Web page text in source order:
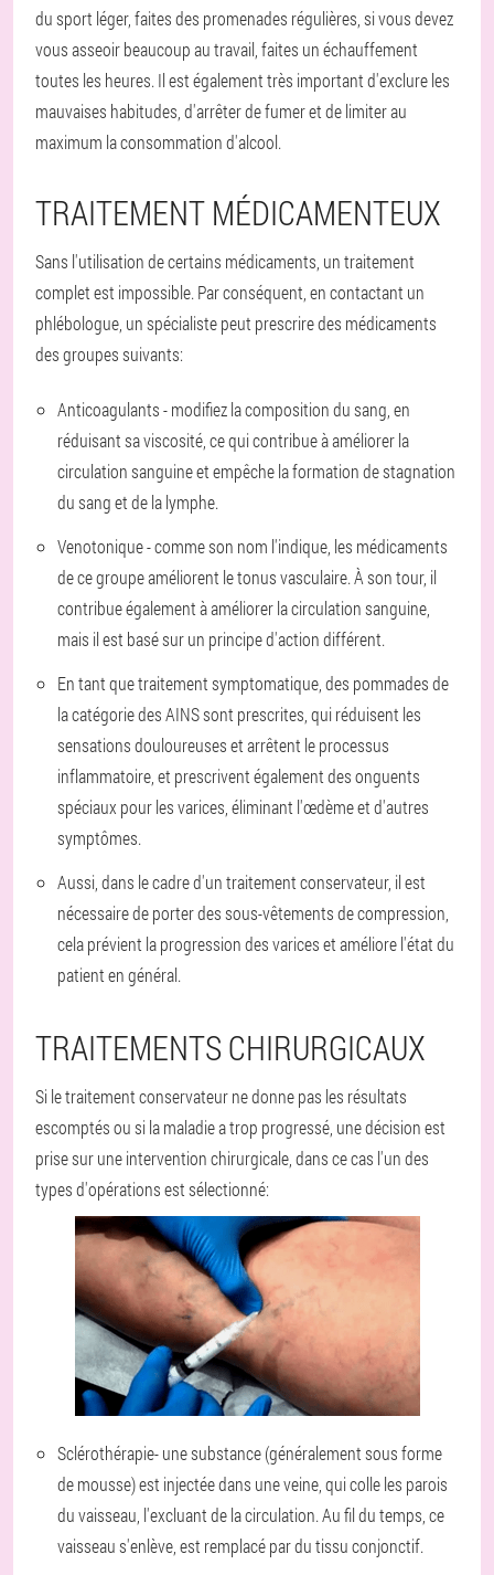
du sport léger, faites des promenades régulières, si vous devez
vous asseoir beaucoup au travail, faites un échauffement
toutes les heures. Il est également très important d'exclure les
mauvaises habitudes, d'arrêter de fumer et de limiter au
maximum la consommation d'alcool.
TRAITEMENT MÉDICAMENTEUX
Sans l'utilisation de certains médicaments, un traitement
complet est impossible. Par conséquent, en contactant un
phlébologue, un spécialiste peut prescrire des médicaments
des groupes suivants:
Anticoagulants - modifiez la composition du sang, en
réduisant sa viscosité, ce qui contribue à améliorer la
circulation sanguine et empêche la formation de stagnation
du sang et de la lymphe.
Venotonique - comme son nom l'indique, les médicaments
de ce groupe améliorent le tonus vasculaire. À son tour, il
contribue également à améliorer la circulation sanguine,
mais il est basé sur un principe d'action différent.
En tant que traitement symptomatique, des pommades de
la catégorie des AINS sont prescrites, qui réduisent les
sensations douloureuses et arrêtent le processus
inflammatoire, et prescrivent également des onguents
spéciaux pour les varices, éliminant l'œdème et d'autres
symptômes.
Aussi, dans le cadre d'un traitement conservateur, il est
nécessaire de porter des sous-vêtements de compression,
cela prévient la progression des varices et améliore l'état du
patient en général.
TRAITEMENTS CHIRURGICAUX
Si le traitement conservateur ne donne pas les résultats
escomptés ou si la maladie a trop progressé, une décision est
prise sur une intervention chirurgicale, dans ce cas l'un des
types d'opérations est sélectionné:
Sclérothérapie- une substance (généralement sous forme
de mousse) est injectée dans une veine, qui colle les parois
du vaisseau, l'excluant de la circulation. Au fil du temps, ce
vaisseau s'enlève, est remplacé par du tissu conjonctif.